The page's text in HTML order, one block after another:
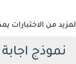
لمزيد من الاختبارات
نموذج